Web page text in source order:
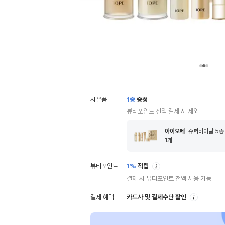
사은품 1종 증정
뷰티포인트 전액 결제 시 제외
아이오페
슈퍼바이탈 5종
1개
뷰티포인트 1% 적립
결제 시 뷰티포인트 전액 사용 가능
결제 혜택 카드사 및 결제수단 할인